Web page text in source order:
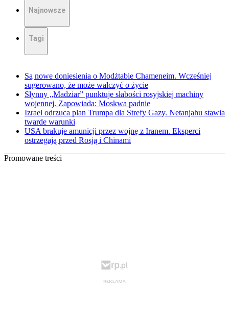
Najnowsze
Tagi
Są nowe doniesienia o Modżtabie Chameneim. Wcześniej
sugerowano, że może walczyć o życie
Słynny „Madziar” punktuje słabości rosyjskiej machiny
wojennej. Zapowiada: Moskwa padnie
Izrael odrzuca plan Trumpa dla Strefy Gazy. Netanjahu stawia
twarde warunki
USA brakuje amunicji przez wojnę z Iranem. Eksperci
ostrzegają przed Rosją i Chinami
Promowane treści